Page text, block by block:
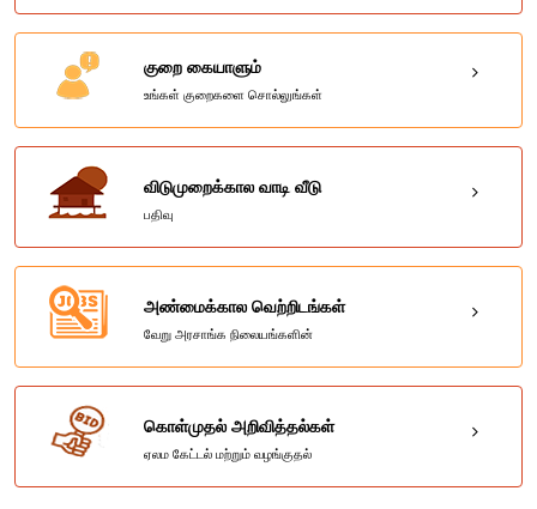
குறை கையாளும்
உங்கள் குறைகளை சொல்லுங்கள்
விடுமுறைக்கால வாடி வீடு
பதிவு
அண்மைக்கால வெற்றிடங்கள்
வேறு அரசாங்க நிலையங்களின்
கொள்முதல் அறிவித்தல்கள்
ஏலம கேட்டல் மற்றும் வழங்குதல்